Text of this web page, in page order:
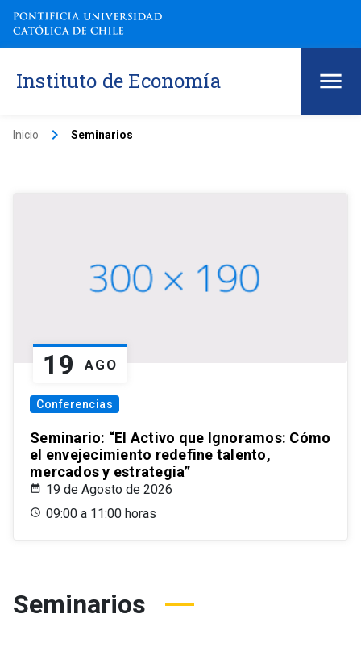
Instituto de Economía
Inicio keyboard_arrow_right Seminarios
19 AGO
Conferencias
Seminario: “El Activo que Ignoramos: Cómo
el envejecimiento redefine talento,
mercados y estrategia”
19 de Agosto de 2026
09:00 a 11:00 horas
Seminarios